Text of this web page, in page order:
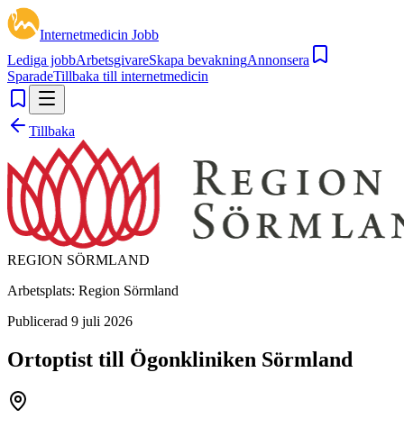
Internetmedicin Jobb
Lediga jobbArbetsgivareSkapa bevakningAnnonsera
SparadeTillbaka till internetmedicin
Tillbaka
REGION SÖRMLAND
Arbetsplats: Region Sörmland
Publicerad 9 juli 2026
Ortoptist till Ögonkliniken Sörmland